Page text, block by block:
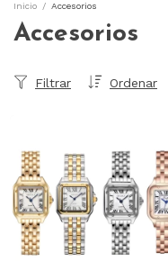
Inicio / Accesorios
Accesorios
Ordenar
Filtrar